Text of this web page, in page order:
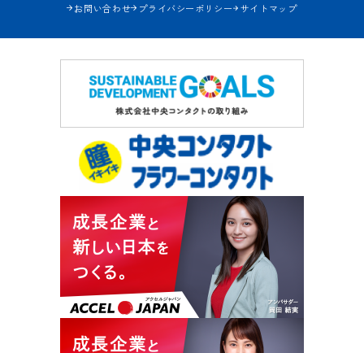
お問い合わせ プライバシーポリシー サイトマップ